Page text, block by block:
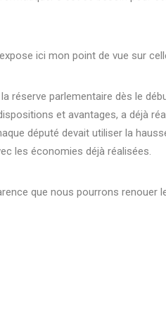
ici mon point de vue sur
réserve parlementaire dès le
et avantages, a déjà
député devait utiliser la
les économies déjà réalisées.
que nous pourrons renouer